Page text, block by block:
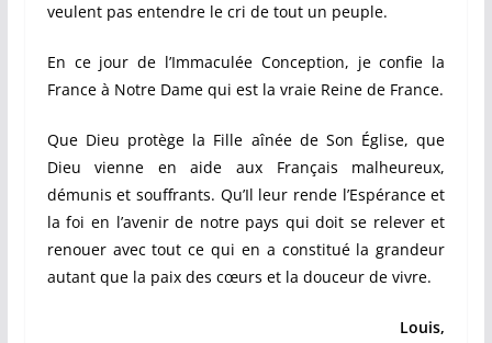
veulent pas entendre le cri de tout un peuple.
En ce jour de l’Immaculée Conception, je confie la
France à Notre Dame qui est la vraie Reine de France.
Que Dieu protège la Fille aînée de Son Église, que
Dieu vienne en aide aux Français malheureux,
démunis et souffrants. Qu’Il leur rende l’Espérance et
la foi en l’avenir de notre pays qui doit se relever et
renouer avec tout ce qui en a constitué la grandeur
autant que la paix des cœurs et la douceur de vivre.
Louis,